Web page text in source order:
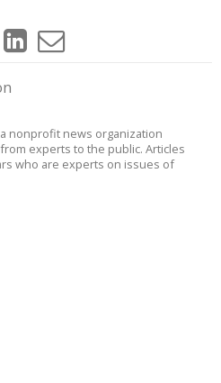
nonprofit news organization
experts to the public. Articles
who are experts on issues of